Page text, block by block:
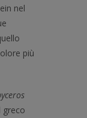
nel
più
greco